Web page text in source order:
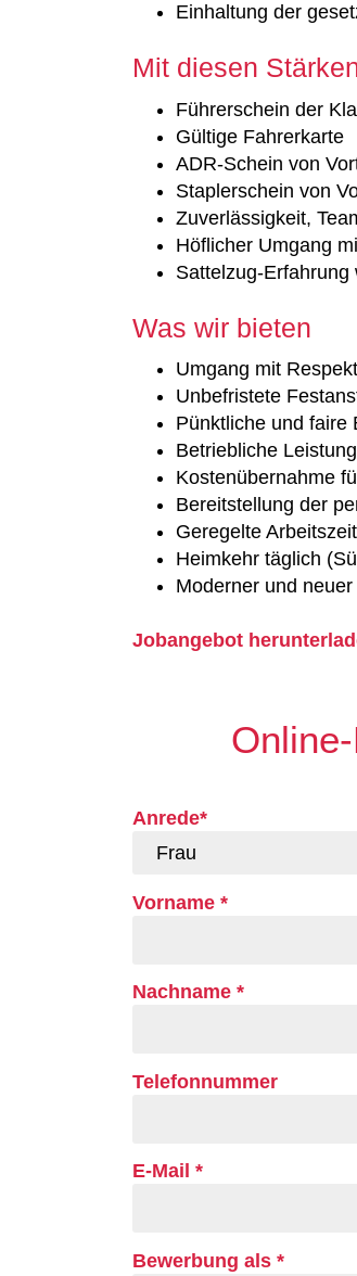
Einhaltung der
Mit diesen
Führerschein der
Gültige Fahrerkarte
ADR-Schein von
Staplerschein von
Zuverlässigkeit,
Höflicher Umgang
Sattelzug-
Was wir bieten
Umgang mit
Unbefristete
Pünktliche und faire
Betriebliche
Kostenübernahme
Bereitstellung der
Geregelte
Heimkehr täglich
Moderner und
Jobangebot
Anrede*
Vorname *
Nachname *
Telefonnummer
E-Mail *
Bewerbung als *